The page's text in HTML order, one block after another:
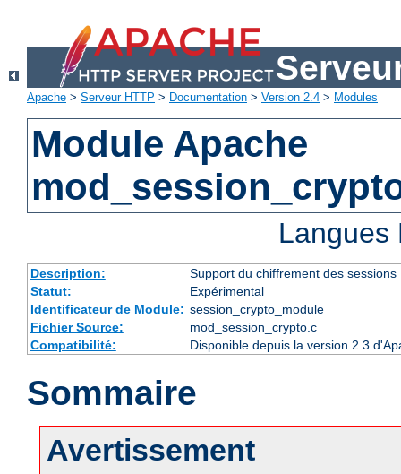
Apache > Serveur HTTP > Documentation > Version 2.4 > Modules
Module Apache
Description:
Support du chiffrement des sessions
Statut:
Expérimental
Identificateur de Module: session_crypto_module
Fichier Source:
mod_session_crypto.c
Compatibilité:
Disponible depuis la version 2.3
Sommaire
Avertissement